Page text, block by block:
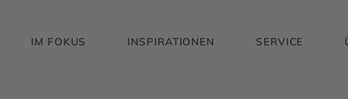
IM FOKUS INSPIRATIONEN SERVICE